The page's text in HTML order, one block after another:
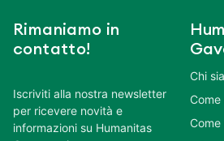
Rimaniamo in
contatto!
Iscriviti alla nostra newsletter
per ricevere novità e
informazioni su Humanitas
Chi